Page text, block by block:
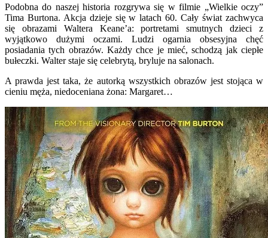
Podobna do naszej historia rozgrywa się w filmie „Wielkie oczy”
Tima Burtona. Akcja dzieje się w latach 60. Cały świat zachwyca
się obrazami Waltera Keane’a: portretami smutnych dzieci z
wyjątkowo dużymi oczami. Ludzi ogarnia obsesyjna chęć
posiadania tych obrazów. Każdy chce je mieć, schodzą jak ciepłe
bułeczki. Walter staje się celebrytą, bryluje na salonach.
A prawda jest taka, że autorką wszystkich obrazów jest stojąca w
cieniu męża, niedoceniana żona: Margaret…